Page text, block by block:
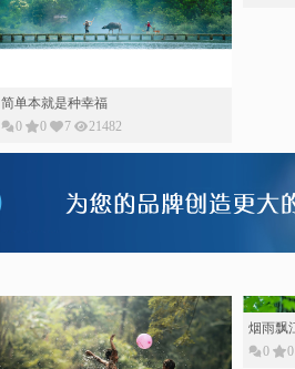
简单本就是种幸福
0
0 7 21482
且等人间烟火来且看人间草木心
0
0 5 27232
烟雨飘
0
0